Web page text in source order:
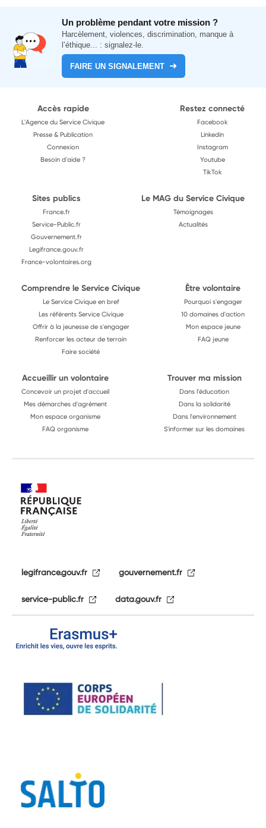
Un problème pendant votre mission ?
Harcèlement, violences, discrimination, manque à
l’éthique... : signalez-le.
FAIRE UN SIGNALEMENT
Accès rapide
L'Agence du Service Civique
Presse & Publication
Connexion
Besoin d'aide ?
Restez connecté
Facebook
Linkedin
Instagram
Youtube
TikTok
Sites publics
France.fr
Service-Public.fr
Gouvernement.fr
Legifrance.gouv.fr
France-volontaires.org
Le MAG du Service Civique
Témoignages
Actualités
Comprendre le Service Civique
Le Service Civique en bref
Les référents Service Civique
Offrir à la jeunesse de s'engager
Renforcer les acteur de terrain
Faire société
Être volontaire
Pourquoi s'engager
10 domaines d'action
Mon espace jeune
FAQ jeune
Accueillir un volontaire
Concevoir un projet d'accueil
Mes démarches d'agrément
Mon espace organisme
FAQ organisme
Trouver ma mission
Dans l'éducation
Dans la solidarité
Dans l'environnement
S'informer sur les domaines
legifrance.gouv.fr gouvernement.fr
service-public.fr data.gouv.fr